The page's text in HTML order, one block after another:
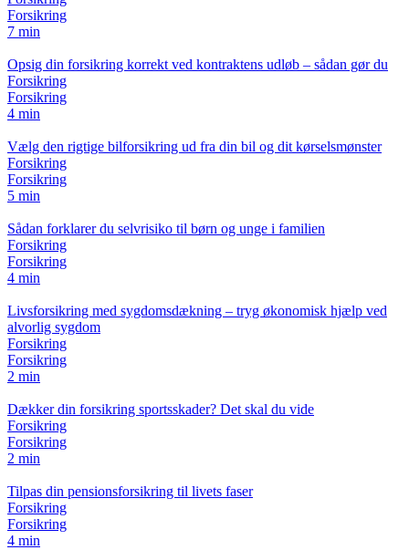
Forsikring
7 min
Opsig din forsikring korrekt ved kontraktens udløb – sådan gør du
Forsikring
Forsikring
4 min
Vælg den rigtige bilforsikring ud fra din bil og dit kørselsmønster
Forsikring
Forsikring
5 min
Sådan forklarer du selvrisiko til børn og unge i familien
Forsikring
Forsikring
4 min
Livsforsikring med sygdomsdækning – tryg økonomisk hjælp ved
alvorlig sygdom
Forsikring
Forsikring
2 min
Dækker din forsikring sportsskader? Det skal du vide
Forsikring
Forsikring
2 min
Tilpas din pensionsforsikring til livets faser
Forsikring
Forsikring
4 min